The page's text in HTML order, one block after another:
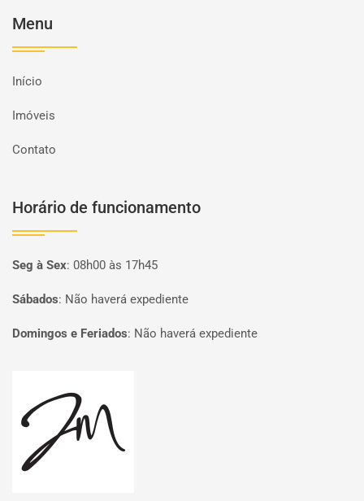
Menu
Início
Imóveis
Contato
Horário de funcionamento
Seg à Sex: 08h00 às 17h45
Sábados: Não haverá expediente
Domingos e Feriados: Não haverá expediente